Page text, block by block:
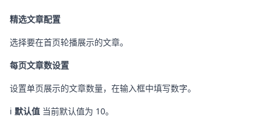
精选文章配置
选择要在首页轮播展示的文章。
每页文章数设置
设置单页展示的文章数量，在输入框中填写数字。
ℹ️ 默认值 当前默认值为 10。